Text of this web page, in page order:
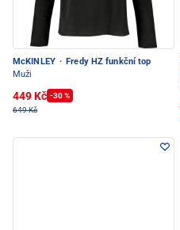
McKINLEY · Fredy HZ funkční top
Muži
449 Kč -30 %
649 Kč